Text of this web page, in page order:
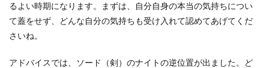
るよい時期になります。まずは、自分自身の本当の気持ちについ
て蓋をせず、どんな自分の気持ちも受け入れて認めてあげてくだ
さいね。
アドバイスでは、ソード（剣）のナイトの逆位置が出ました。ど